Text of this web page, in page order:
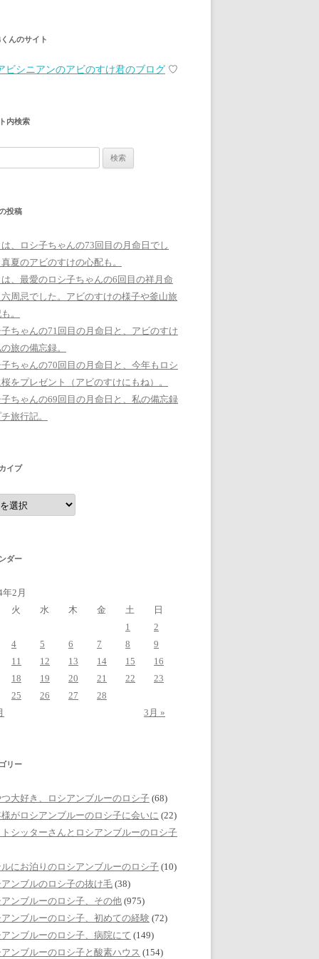
んのサイト
ビシニアンのアビのすけ君のブログ ♡
内検索
投稿
、ロシ子ちゃんの73回目の月命日でし
夏のアビのすけの心配も。
、最愛のロシ子ちゃんの6回目の祥月命
周忌でした。アビのすけの様子や釜山旅
。
ちゃんの71回目の月命日と、アビのすけ
旅の備忘録。
ちゃんの70回目の月命日と、今年もロシ
をプレゼント（アビのすけにもね）。
ちゃんの69回目の月命日と、私の備忘録
旅行記。
イブ
ダー
2月
火
水 木 金 土
日
1
2
4
5 6 7 8
9
11
12 13 14 15
16
18
19 20 21 22
23
25
26 27
28
3月 »
リー
大好き、ロシアンブルーのロシ子 (68)
がロシアンブルーのロシ子に会いに (22)
シッターさんとロシアンブルーのロシ子
にお泊りのロシアンブルーのロシ子 (10)
ンブルのロシ子の抜け毛 (38)
ンブルーのロシ子、その他 (975)
ンブルーのロシ子、初めての経験 (72)
ンブルーのロシ子、病院にて (149)
ンブルーのロシ子と酸素ハウス (154)